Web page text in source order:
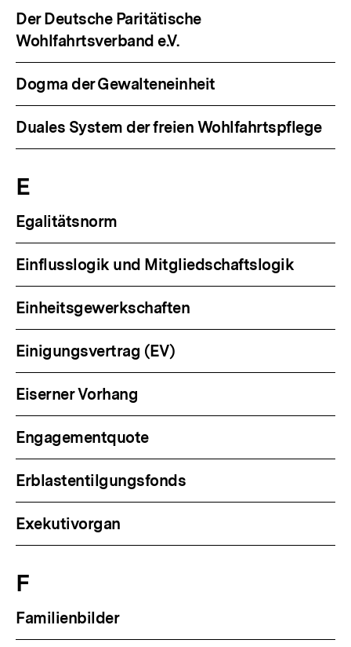
Der Deutsche Paritätische
Wohlfahrtsverband e.V.
Dogma der Gewalteneinheit
Duales System der freien Wohlfahrtspflege
E
Egalitätsnorm
Einflusslogik und Mitgliedschaftslogik
Einheitsgewerkschaften
Einigungsvertrag (EV)
Eiserner Vorhang
Engagementquote
Erblastentilgungsfonds
Exekutivorgan
F
Familienbilder